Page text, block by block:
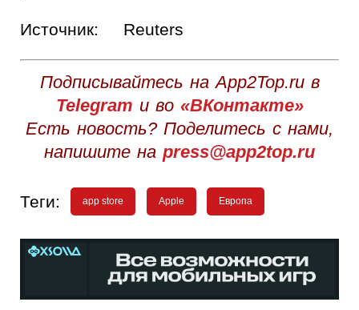
Источник: Reuters
Подписывайтесь на App2Top.ru в
Telegram и во «ВКонтакте»
Есть новость? Поделитесь с нами,
напишите на press@app2top.ru
Теги: app store Apple Европа